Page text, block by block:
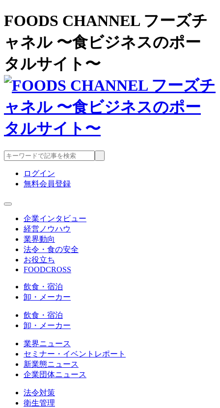
FOODS CHANNEL フーズチ
ャネル 〜食ビジネスのポー
タルサイト〜
ログイン
無料会員登録
企業インタビュー
経営ノウハウ
業界動向
法令・食の安全
お役立ち
FOODCROSS
飲食・宿泊
卸・メーカー
飲食・宿泊
卸・メーカー
業界ニュース
セミナー・イベントレポート
新業態ニュース
企業団体ニュース
法令対策
衛生管理